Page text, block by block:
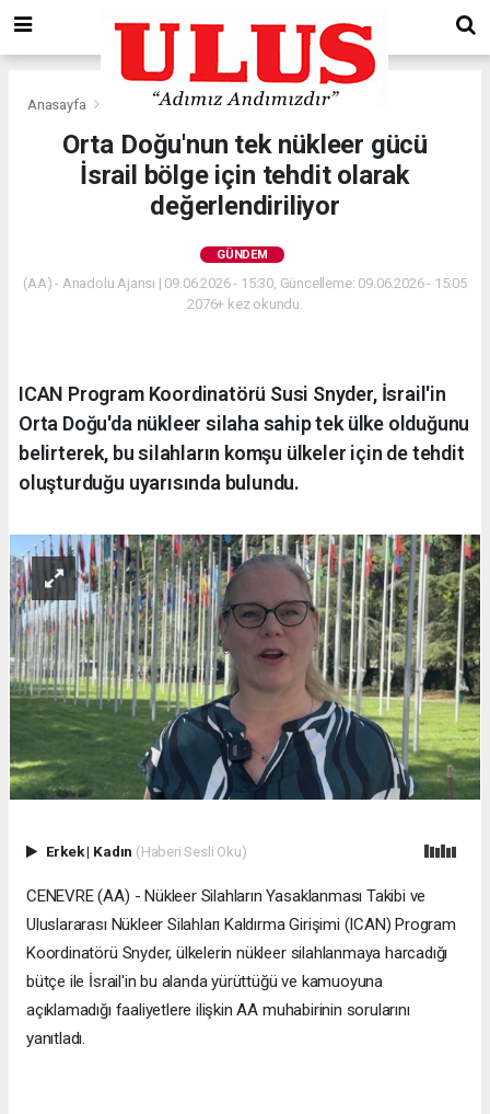
Anasayfa Gündem
Orta Doğu'nun tek nükleer gücü
İsrail bölge için tehdit olarak
değerlendiriliyor
GÜNDEM
(AA) - Anadolu Ajansı | 09.06.2026 - 15:30, Güncelleme: 09.06.2026 - 15:05
2076+ kez okundu.
ICAN Program Koordinatörü Susi Snyder, İsrail'in
Orta Doğu'da nükleer silaha sahip tek ülke olduğunu
belirterek, bu silahların komşu ülkeler için de tehdit
oluşturduğu uyarısında bulundu.
Erkek| Kadın (Haberi Sesli Oku)
CENEVRE (AA) - Nükleer Silahların Yasaklanması Takibi ve
Uluslararası Nükleer Silahları Kaldırma Girişimi (ICAN) Program
Koordinatörü Snyder, ülkelerin nükleer silahlanmaya harcadığı
bütçe ile İsrail'in bu alanda yürüttüğü ve kamuoyuna
açıklamadığı faaliyetlere ilişkin AA muhabirinin sorularını
yanıtladı.